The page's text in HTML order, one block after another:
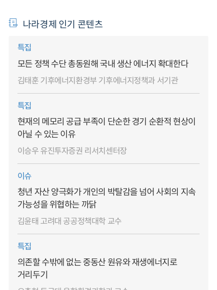
나라경제 인기 콘텐츠
특집
모든 정책 수단 총동원해 국내 생산 에너지 확대한다
김태훈 기후에너지환경부 기후에너지정책과 서기관
특집
현재의 메모리 공급 부족이 단순한 경기 순환적 현상이
아닐 수 있는 이유
이승우 유진투자증권 리서치센터장
이슈
청년 자산 양극화가 개인의 박탈감을 넘어 사회의 지속
가능성을 위협하는 까닭
김윤태 고려대 공공정책대학 교수
특집
의존할 수밖에 없는 중동산 원유와 재생에너지로
거리두기